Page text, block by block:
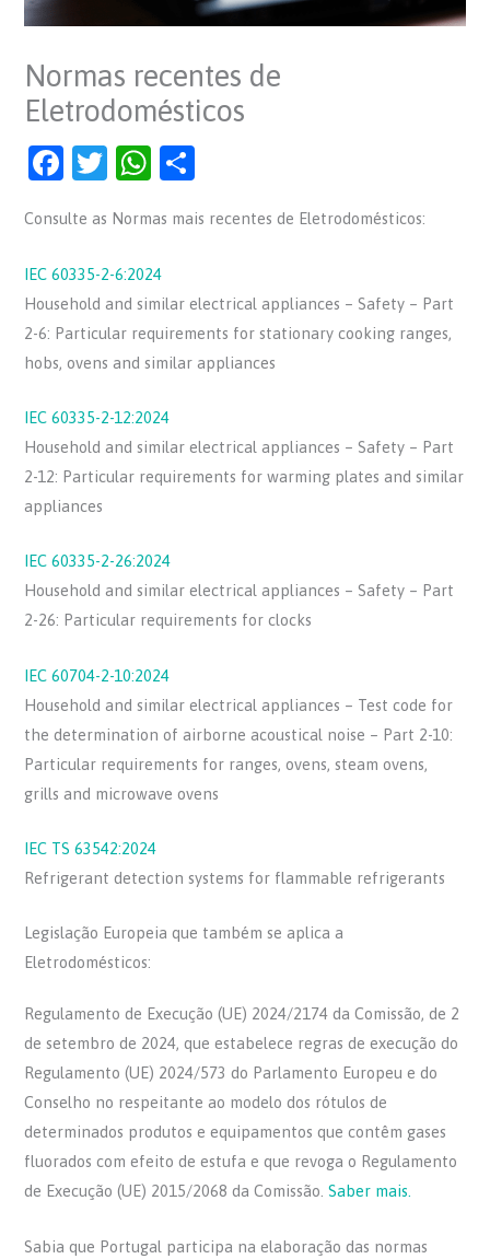
Normas recentes de
Eletrodomésticos
F
c
e
b
o
o
k
T
itt
er
W
at
s
A
p
p
ar
Consulte as Normas mais recentes de Eletrodomésticos:
IEC 60335-2-6:2024
Household and similar electrical appliances – Safety – Part
2-6: Particular requirements for stationary cooking ranges,
hobs, ovens and similar appliances
IEC 60335-2-12:2024
Household and similar electrical appliances – Safety – Part
2-12: Particular requirements for warming plates and similar
appliances
IEC 60335-2-26:2024
Household and similar electrical appliances – Safety – Part
2-26: Particular requirements for clocks
IEC 60704-2-10:2024
Household and similar electrical appliances – Test code for
the determination of airborne acoustical noise – Part 2-10:
Particular requirements for ranges, ovens, steam ovens,
grills and microwave ovens
IEC TS 63542:2024
Refrigerant detection systems for flammable refrigerants
Legislação Europeia que também se aplica a
Eletrodomésticos:
Regulamento de Execução (UE) 2024/2174 da Comissão, de 2
de setembro de 2024, que estabelece regras de execução do
Regulamento (UE) 2024/573 do Parlamento Europeu e do
Conselho no respeitante ao modelo dos rótulos de
determinados produtos e equipamentos que contêm gases
fluorados com efeito de estufa e que revoga o Regulamento
de Execução (UE) 2015/2068 da Comissão.Saber mais.
Sabia que Portugal participa na elaboração das normas